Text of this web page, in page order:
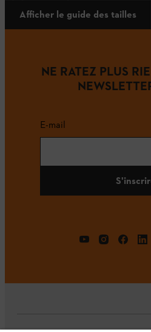
Afficher le guide des tailles
NE RATEZ PLUS
E-mail